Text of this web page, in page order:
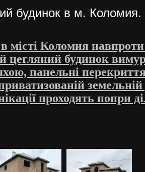
будинок в м. Коломия.
місті Коломия
цегляний будинок
панельні
земельній
проходять попри